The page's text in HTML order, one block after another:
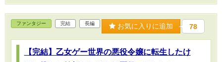
ファンタジー 完結 長編 お気に入りに追加 78
【完結】乙女ゲー世界の悪役令嬢に転生したけ